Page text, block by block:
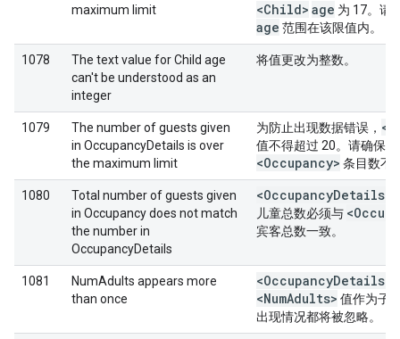
maximum limit
<Child> age 为 17。请
age 范围在该限值内。
1078
The text value for Child age
can't be understood as an
integer
将值更改为整数。
1079
The number of guests given
in OccupancyDetails is over
the maximum limit
为防止出现数据错误，
值不得超过 20。请确保
<Occupancy> 条目数不
1080
Total number of guests given
in Occupancy does not match
the number in
OccupancyDetails
<OccupancyDetails>
儿童总数必须与
宾客总数一致。
1081
NumAdults appears more
than once
<OccupancyDetails>
<NumAdults> 值作为子
出现情况都将被忽略。